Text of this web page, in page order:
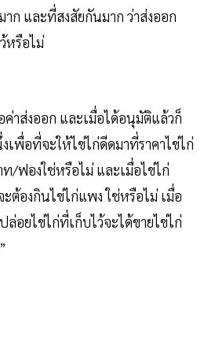
ก และที่สงสัยกันมาก ว่าส่งออก
หรือไม่
าส่งออก และเมื่อได้อนุมัติแล้วก็
เพื่อที่จะให้ไข่ไก่ดีดมาที่ราคาไข่ไก่
/ฟองใช่หรือไม่ และเมื่อไข่ไก่
ต้องกินไข่ไก่แพง ใช่หรือไม่ เมื่อ
อยไข่ไก่ที่เก็บไว้จะได้ขายไข่ไก่